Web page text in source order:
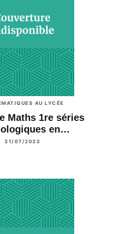
AU LYCÉE
Maths 1re séries
en…
31/07/2023